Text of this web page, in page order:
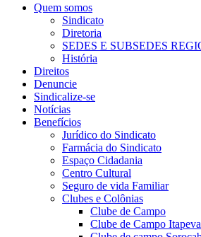
Quem somos
Sindicato
Diretoria
SEDES E SUBSEDES
História
Direitos
Denuncie
Sindicalize-se
Notícias
Benefícios
Jurídico do Sindicato
Farmácia do Sindicato
Espaço Cidadania
Centro Cultural
Seguro de vida Familiar
Clubes e Colônias
Clube de Campo
Clube de Campo Itapeva